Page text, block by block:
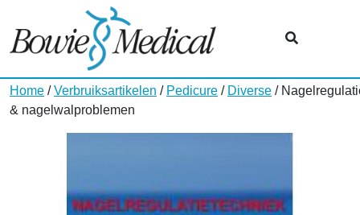
Home /Verbruiksartikelen / Pedicure / Diverse /
& nagelwalproblemen